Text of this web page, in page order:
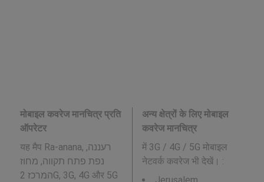
मोबाइल कवरेज मानचित्र प्रति
ऑपरेटर
यह मैप Ra-anana, רעננה,
נפת פתח תקווה, מחוז
המרכז 2G, 3G, 4G और 5G
अन्य क्षेत्रों के लिए मोबाइल
कवरेज मानचित्र
में 3G / 4G / 5G मोबाइल
नेटवर्क कवरेज भी देखें। :